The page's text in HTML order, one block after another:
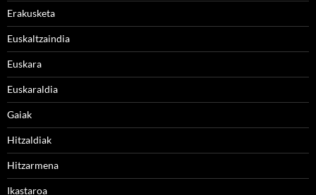
Erakusketa
Euskaltzaindia
Euskara
Euskaraldia
Gaiak
Hitzaldiak
Hitzarmena
Ikastaroa